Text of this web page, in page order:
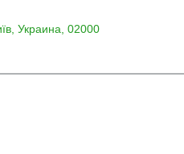
Украина, 02000